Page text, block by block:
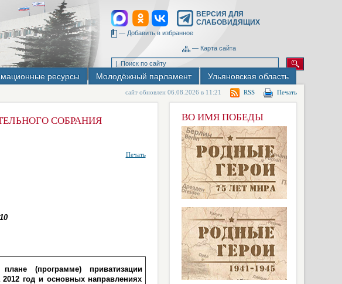
ВЕРСИЯ ДЛЯ
СЛАБОВИДЯЩИХ
— Добавить в избранное
— Карта сайта
ресурсы Молодёжный парламент Ульяновская область
сайт обновлен 06.08.2026 в 11:21 RSS Печать
СОБРАНИЯ
Печать
(программе) приватизации
2012 год и основных направлениях
ВО ИМЯ ПОБЕДЫ